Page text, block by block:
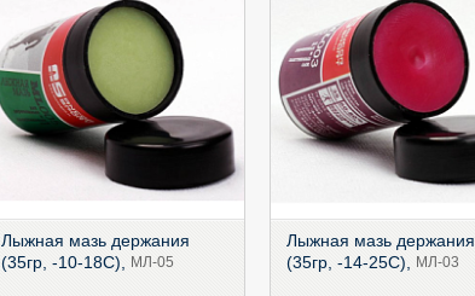
Лыжная мазь держания
(35гр, -10-18С),
МЛ-05
Лыжная мазь держания
(35гр, -14-25С),
МЛ-03